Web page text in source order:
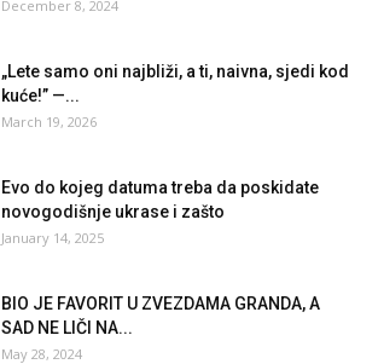
December 8, 2024
„Lete samo oni najbliži, a ti, naivna, sjedi kod
kuće!” —...
March 19, 2026
Evo do kojeg datuma treba da poskidate
novogodišnje ukrase i zašto
January 14, 2025
BIO JE FAVORIT U ZVEZDAMA GRANDA, A
SAD NE LIČI NA...
May 28, 2024